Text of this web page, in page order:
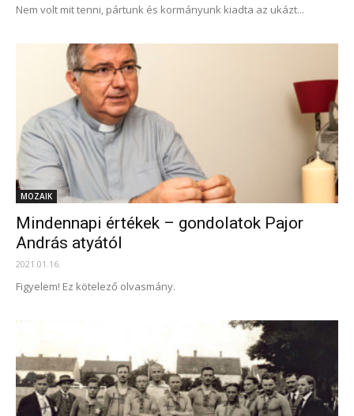
Nem volt mit tenni, pártunk és kormányunk kiadta az ukázt...
MOZAIK
Mindennapi értékek – gondolatok Pajor
András atyától
2021.01.16.
Figyelem! Ez kötelező olvasmány.